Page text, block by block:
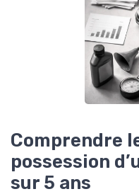
Comprendre
possession
sur 5 ans